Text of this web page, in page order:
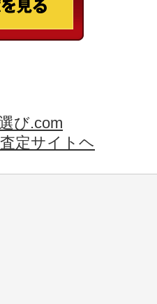
び.com
定サイトヘ